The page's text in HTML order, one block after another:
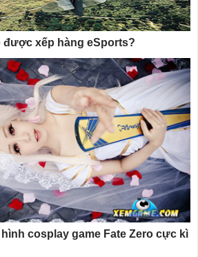
được xếp hàng eSports?
cosplay game Fate Zero cực kì